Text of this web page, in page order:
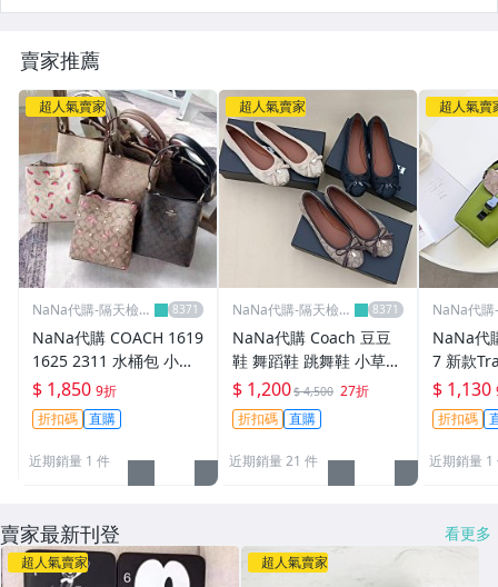
賣家推薦
超人氣賣家
NaNa代購-隔天檢查
NaNa代購 COACH 1619
1625 2311 水桶包 小號
單肩斜挎包 容量剛剛好
夏季清新風格 附購證
$ 1,850 9折
折扣碼 直購
近期銷量 1 件
超人氣賣家
NaNa代購-隔天檢查
NaNa代購 Coach 豆豆
鞋 舞蹈鞋 跳舞鞋 小草裙
流蘇 小掛牌點綴 橡膠大
底 Logo防滑耐磨 蝴蝶結
鞋頭設計 可愛氣質 附禮
品盒 購證
$ 1,200$ 4,500 27折
折扣碼 直購
近期銷量 21 件
超人氣賣
NaNa代
NaNa代
7 新款
薯條包
斜挎包
$ 1,130
折扣碼
近期銷量 1
賣家最新刊登 看更多
超人氣賣家 超人氣賣家